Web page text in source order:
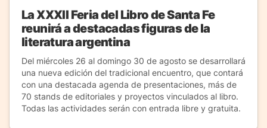
La XXXII Feria del Libro de Santa Fe
reunirá a destacadas figuras de la
literatura argentina
Del miércoles 26 al domingo 30 de agosto se desarrollará
una nueva edición del tradicional encuentro, que contará
con una destacada agenda de presentaciones, más de
70 stands de editoriales y proyectos vinculados al libro.
Todas las actividades serán con entrada libre y gratuita.